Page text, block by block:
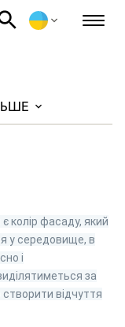
колір фасаду, який
у середовище, в
і
за
відчуття